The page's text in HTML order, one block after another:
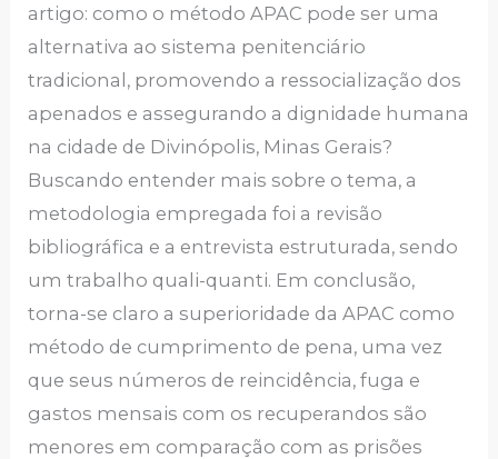
artigo: como o método APAC pode ser uma
alternativa ao sistema penitenciário
tradicional, promovendo a ressocialização dos
apenados e assegurando a dignidade humana
na cidade de Divinópolis, Minas Gerais?
Buscando entender mais sobre o tema, a
metodologia empregada foi a revisão
bibliográfica e a entrevista estruturada, sendo
um trabalho quali-quanti. Em conclusão,
torna-se claro a superioridade da APAC como
método de cumprimento de pena, uma vez
que seus números de reincidência, fuga e
gastos mensais com os recuperandos são
menores em comparação com as prisões